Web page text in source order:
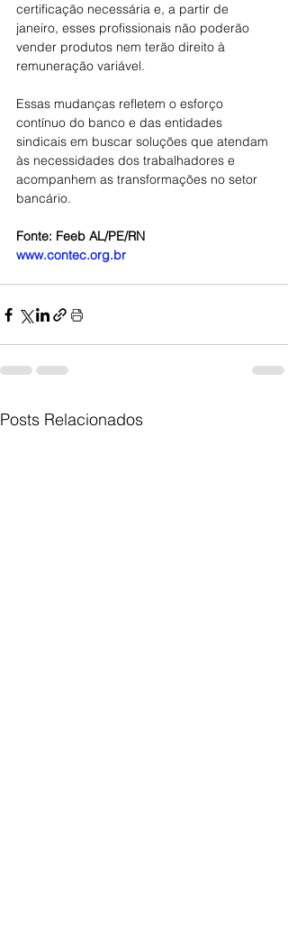
certificação necessária e, a partir de
janeiro, esses profissionais não poderão
vender produtos nem terão direito à
remuneração variável.
Essas mudanças refletem o esforço
contínuo do banco e das entidades
sindicais em buscar soluções que atendam
às necessidades dos trabalhadores e
acompanhem as transformações no setor
bancário.
Fonte: Feeb AL/PE/RN
www.contec.org.br
Posts Relacionados